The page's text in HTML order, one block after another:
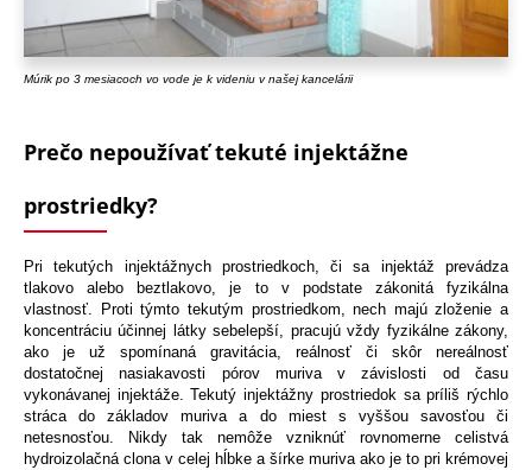
Múrik po 3 mesiacoch vo vode je k videniu v našej kancelárii
Prečo nepoužívať tekuté injektážne
prostriedky?
Pri tekutých injektážnych prostriedkoch, či sa injektáž prevádza
tlakovo alebo beztlakovo, je to v podstate zákonitá fyzikálna
vlastnosť. Proti týmto tekutým prostriedkom, nech majú zloženie a
koncentráciu účinnej látky sebelepší, pracujú vždy fyzikálne zákony,
ako je už spomínaná gravitácia, reálnosť či skôr nereálnosť
dostatočnej nasiakavosti pórov muriva v závislosti od času
vykonávanej injektáže. Tekutý injektážny prostriedok sa príliš rýchlo
stráca do základov muriva a do miest s vyššou savosťou či
netesnosťou. Nikdy tak nemôže vzniknúť rovnomerne celistvá
hydroizolačná clona v celej hĺbke a šírke muriva ako je to pri krémovej